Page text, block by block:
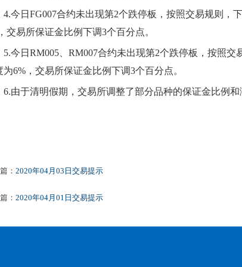
4.今日 FG007合约未出现第2个跌停板，按照交易规则，
交易所保证金比例下调3个百分点。
5.今日 RM005、RM007合约未出现第2个跌停板，按照
为6%，交易所保证金比例下调3个百分点。
6.由于清明假期， 交易所调整了部分品种的保证金比例和
： 2020年04月03日交易提示
： 2020年04月01日交易提示